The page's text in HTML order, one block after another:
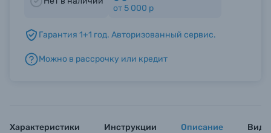
Б/У фототехника (Комиссионные товары)
Уценённые товары
от 5 000 р
Гарантия 1+1 год. Авторизованный сервис.
Можно в рассрочку или кредит
Характеристики Инструкции Описание